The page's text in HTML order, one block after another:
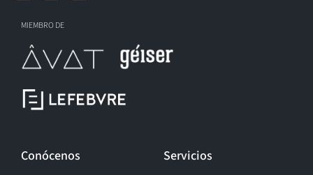
MIEMBRO DE
Conócenos Servicios